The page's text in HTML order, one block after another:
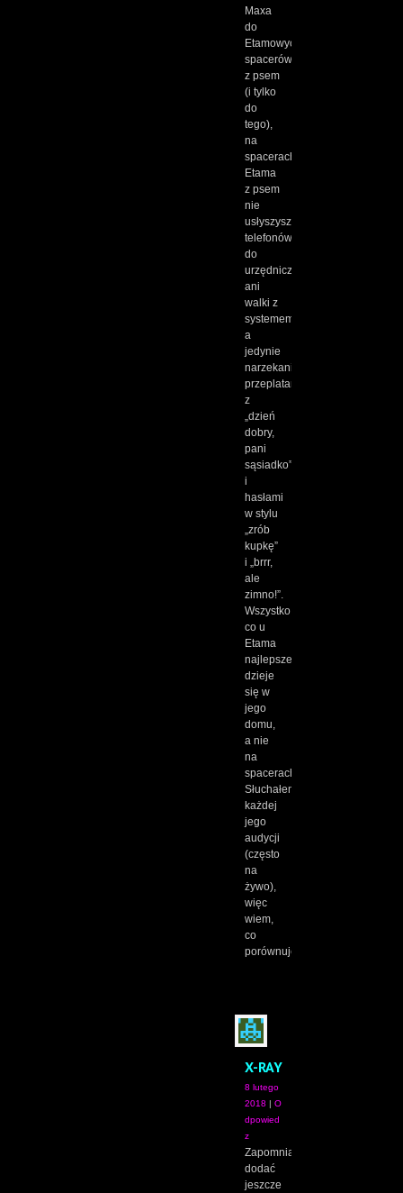
Maxa
do
Etamowych
spacerów
z psem
(i tylko
do
tego),
na
spacerach
Etama
z psem
nie
usłyszysz
telefonów
do
urzędniczek
ani
walki z
systemem,
a
jedynie
narzekanie
przeplatane
z
„dzień
dobry,
pani
sąsiadko”
i
hasłami
w stylu
„zrób
kupkę”
i „brrr,
ale
zimno!”.
Wszystko,
co u
Etama
najlepsze,
dzieje
się w
jego
domu,
a nie
na
spacerach.
Słuchałem
każdej
jego
audycji
(często
na
żywo),
więc
wiem,
co
porównuję.
X-RAY
8 lutego
2018
O
dpowied
z
Zapomniałem
dodać
jeszcze